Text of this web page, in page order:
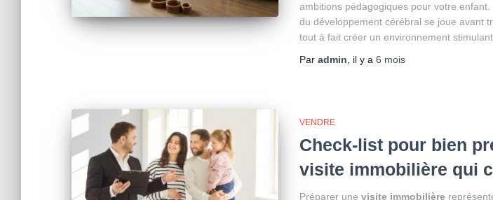
ambitions pédagogiques pour votre
du développement cérébral se joue avant
tout à fait créer un environnement
Par admin , il y a 6 mois
VENDRE
Check-list pour bien
visite immobilière qui
Préparer une visite immobilière